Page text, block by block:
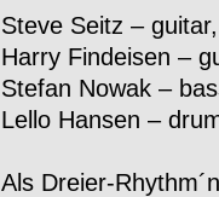
Steve Seitz –
Harry Findeisen –
Stefan Nowak –
Lello Hansen –
Als Dreier-